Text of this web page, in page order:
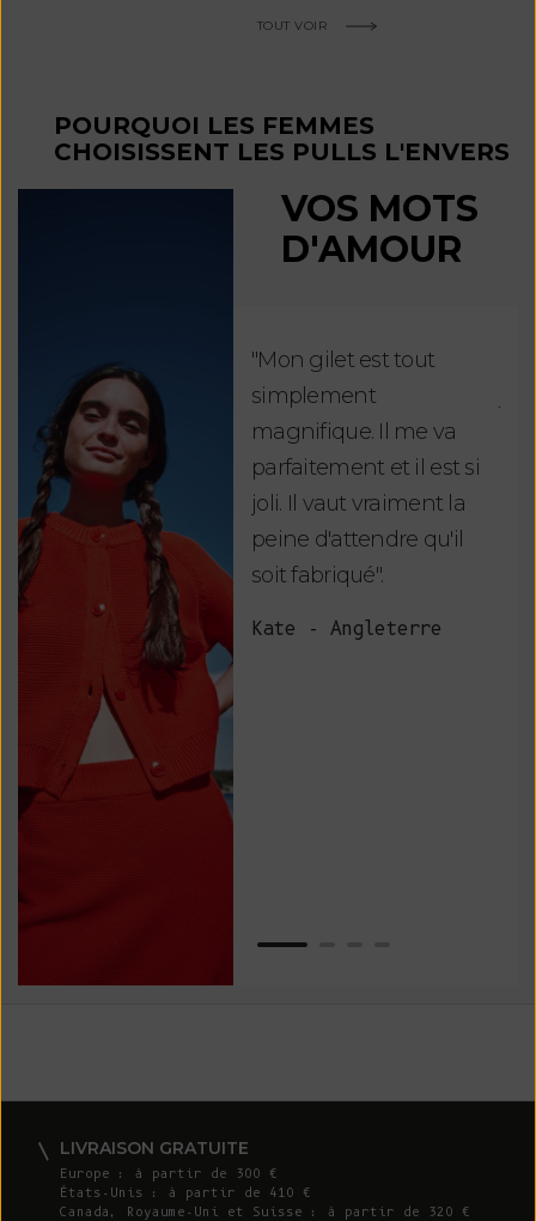
TOUT VOIR
POURQUOI LES FEMMES
CHOISISSENT LES PULLS L'ENVERS
VOS MOTS
D'AMOUR
"Mon gilet est tout
simplement
magnifique. Il me va
parfaitement et il est si
joli. Il vaut vraiment la
peine d'attendre qu'il
soit fabriqué".
Kate - Angleterre
LIVRAISON GRATUITE
Europe : à partir de 300 €
États-Unis : à partir de 410 €
Canada, Royaume-Uni et Suisse : à partir de 320 €